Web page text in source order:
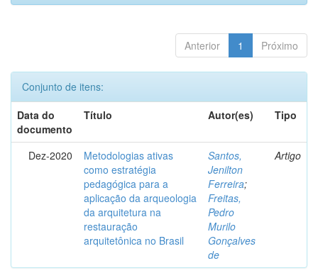
Anterior 1 Próximo
Conjunto de itens:
Data do
documento
Título Autor(es) Tipo
Dez-2020
Metodologias ativas
como estratégia
pedagógica para a
aplicação da arqueologia
da arquitetura na
restauração
arquitetônica no Brasil
Santos,
Jenilton
Ferreira;
Freitas,
Pedro
Murilo
Gonçalves
de
Artigo